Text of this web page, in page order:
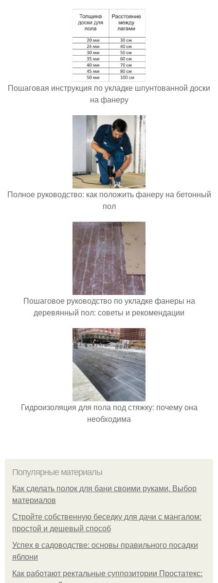
Пошаговая инструкция по укладке шпунтованной доски
на фанеру
Полное руководство: как положить фанеру на бетонный
пол
Пошаговое руководство по укладке фанеры на
деревянный пол: советы и рекомендации
Гидроизоляция для пола под стяжку: почему она
необходима
Популярные материалы
Как сделать полок для бани своими руками. Выбор
материалов
Стройте собственную беседку для дачи с мангалом:
простой и дешевый способ
Успех в садоводстве: основы правильного посадки
яблони
Как работают ректальные суппозитории Простатекс: